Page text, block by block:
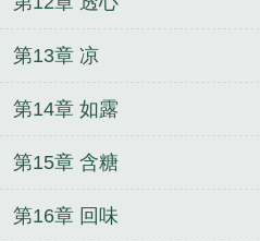
第13章 凉
第14章 如露
第15章 含糖
第16章 回味